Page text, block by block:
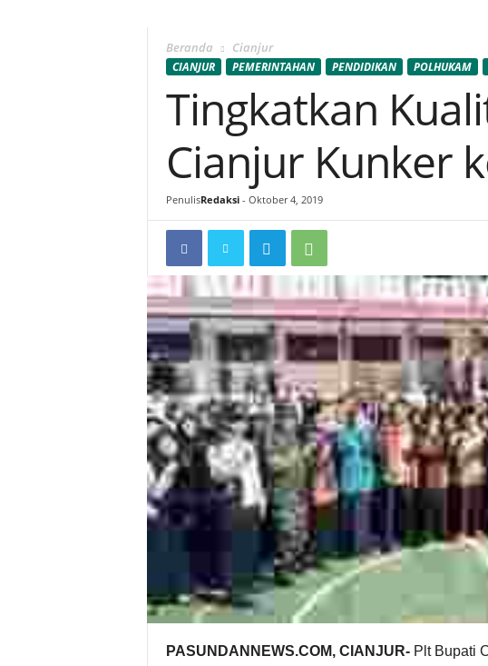
Beranda Cianjur
CIANJUR PEMERINTAHAN PENDIDIKAN POLHUKAM
Tingkatkan
Cianjur Kunker
PenulisRedaksi- Oktober 4, 2019
PASUNDANNEWS.COM, CIANJUR-Plt Bupati